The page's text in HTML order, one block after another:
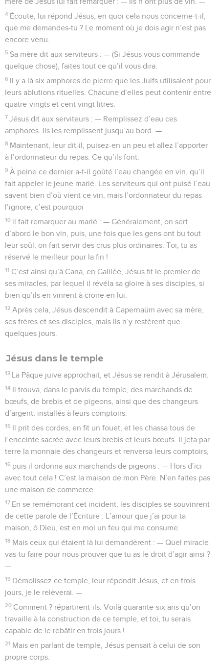
4 Écoute, lui répond Jésus, en quoi cela nous concerne-t-il,
que me demandes-tu ? Le moment où je dois agir n’est pas
encore venu.
5 Sa mère dit aux serviteurs : — (Si Jésus vous commande
quelque chose), faites tout ce qu’il vous dira.
6 Il y a là six amphores de pierre que les Juifs utilisaient pour
leurs ablutions rituelles. Chacune d’elles peut contenir entre
quatre-vingts et cent vingt litres.
7 Jésus dit aux serviteurs : — Remplissez d’eau ces
amphores. Ils les remplissent jusqu’au bord. —
8 Maintenant, leur dit-il, puisez-en un peu et allez l’apporter
à l’ordonnateur du repas. Ce qu’ils font.
9 À peine ce dernier a-t-il goûté l’eau changée en vin, qu’il
fait appeler le jeune marié. Les serviteurs qui ont puisé l’eau
savent bien d’où vient ce vin, mais l’ordonnateur du repas
l’ignore, c’est pourquoi
10 il fait remarquer au marié : — Généralement, on sert
d’abord le bon vin, puis, une fois que les gens ont bu tout
leur soûl, on fait servir des crus plus ordinaires. Toi, tu as
réservé le meilleur pour la fin !
11 C’est ainsi qu’à Cana, en Galilée, Jésus fit le premier de
ses miracles, par lequel il révéla sa gloire à ses disciples, si
bien qu’ils en vinrent à croire en lui.
12 Après cela, Jésus descendit à Capernaüm avec sa mère,
ses frères et ses disciples, mais ils n’y restèrent que
quelques jours.
Jésus dans le temple
13 La Pâque juive approchait, et Jésus se rendit à Jérusalem.
14 Il trouva, dans le parvis du temple, des marchands de
bœufs, de brebis et de pigeons, ainsi que des changeurs
d’argent, installés à leurs comptoirs.
15 Il prit des cordes, en fit un fouet, et les chassa tous de
l’enceinte sacrée avec leurs brebis et leurs bœufs. Il jeta par
terre la monnaie des changeurs et renversa leurs comptoirs,
16 puis il ordonna aux marchands de pigeons : — Hors d’ici
avec tout cela ! C’est la maison de mon Père. N’en faites pas
une maison de commerce.
17 En se remémorant cet incident, les disciples se souvinrent
de cette parole de l’Écriture : L’amour que j’ai pour ta
maison, ô Dieu, est en moi un feu qui me consume.
18 Mais ceux qui étaient là lui demandèrent : — Quel miracle
vas-tu faire pour nous prouver que tu as le droit d’agir ainsi ?
—
19 Démolissez ce temple, leur répondit Jésus, et en trois
jours, je le relèverai. —
20 Comment ? répartirent-ils. Voilà quarante-six ans qu’on
travaille à la construction de ce temple, et toi, tu serais
capable de le rebâtir en trois jours !
21 Mais en parlant de temple, Jésus pensait à celui de son
propre corps.